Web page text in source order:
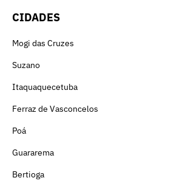
CIDADES
Mogi das Cruzes
Suzano
Itaquaquecetuba
Ferraz de Vasconcelos
Poá
Guararema
Bertioga